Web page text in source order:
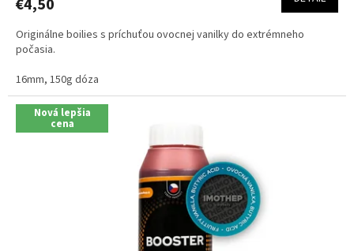
je
z
5
€4,50
Originálne boilies s príchuťou ovocnej vanilky do extrémneho
počasia.
16mm, 150g dóza
Nová lepšia
cena